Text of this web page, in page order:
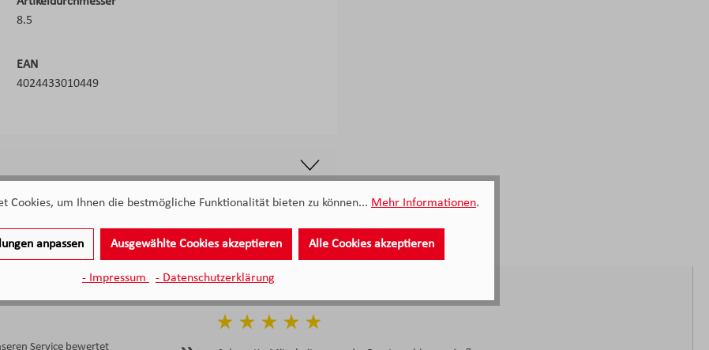
8.5
EAN
4024433010449
Service bewertet
Cookies, um Ihnen die bestmögliche Funktionalität bieten zu können... Mehr Informationen.
anpassen Ausgewählte Cookies akzeptieren Alle Cookies akzeptieren
- Impressum - Datenschutzerklärung